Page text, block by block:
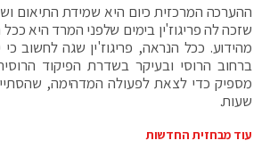
ההערכה המרכזית כיום היא שמידת התיאום
שזכה לה פריגוז'ין בימים שלפני המרד היא
מהידוע. ככל הנראה, פריגוז'ין שגה לחשוב
ברחוב הרוסי ובעיקר בשדרת הפיקוד
מספיק כדי לצאת לפעולה המדהימה,
שעות.
עוד מבחזית החדשות